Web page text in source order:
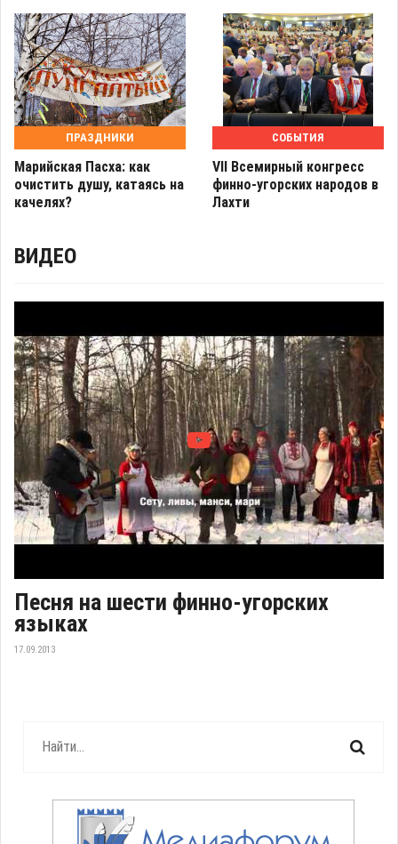
ПРАЗДНИКИ
Марийская Пасха: как
очистить душу, катаясь на
качелях?
СОБЫТИЯ
VII Всемирный конгресс
финно-угорских народов в
Лахти
ВИДЕО
Песня на шести финно-угорских
языках
17.09.2013